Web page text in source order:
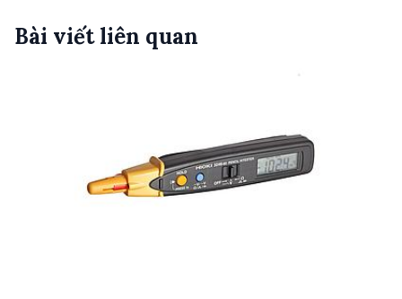
Bài viết liên quan